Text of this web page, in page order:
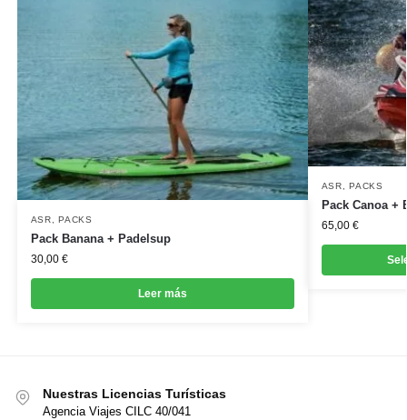
ASR ,PACKS
Pack Banana + Padelsup
30,00 €
Leer más
ASR ,PACKS
Pack Canoa +
65,00 €
Nuestras Licencias Turísticas
Agencia Viajes CILC 40/041